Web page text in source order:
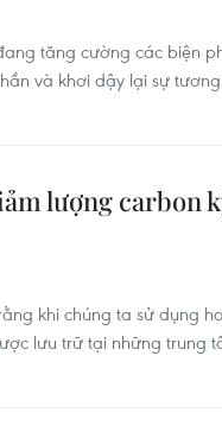
tăng cường các biện
và khơi dậy lại sự
lượng carbon
khi chúng ta sử dụng
lưu trữ tại những trung